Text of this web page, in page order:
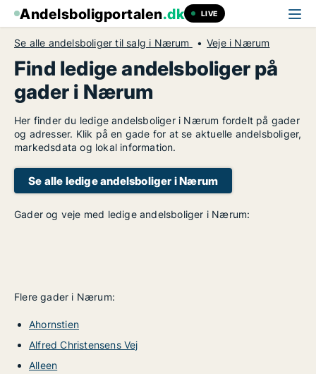
Andelsboligportalen.dk LIVE
Se alle andelsboliger til salg i Nærum Veje i Nærum
Find ledige andelsboliger på
gader i Nærum
Her finder du ledige andelsboliger i Nærum fordelt på gader
og adresser. Klik på en gade for at se aktuelle andelsboliger,
markedsdata og lokal information.
Se alle ledige andelsboliger i Nærum
Gader og veje med ledige andelsboliger i Nærum:
Flere gader i Nærum:
Ahornstien
Alfred Christensens Vej
Alleen